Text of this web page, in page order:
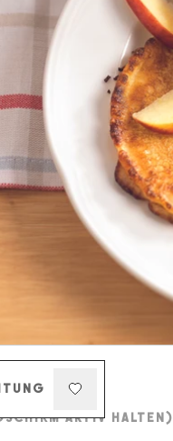
AKTIV HALTEN)